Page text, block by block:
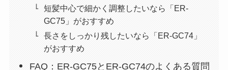
短髪中心で細かく調整したいなら「ER-
GC75」がおすすめ
長さをしっかり残したいなら「ER-GC74」
がおすすめ
FAQ：ER-GC75とER-GC74のよくある質問